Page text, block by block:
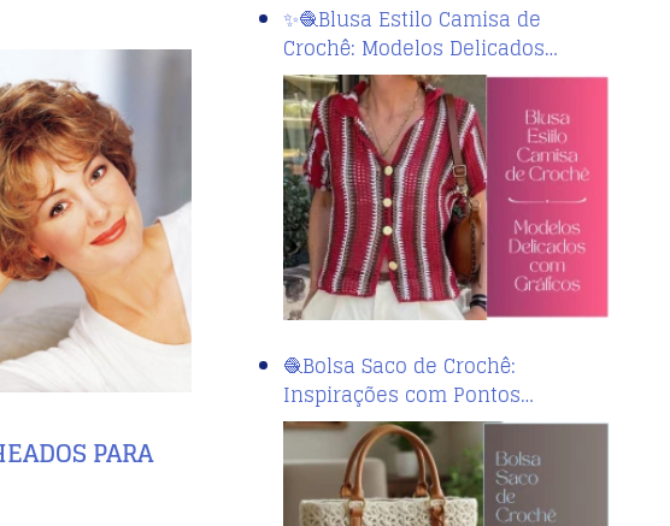
PARA
✨🧶Blusa Estilo Camisa de
Crochê: Modelos Delicados…
🧶Bolsa Saco de Crochê:
Inspirações com Pontos…